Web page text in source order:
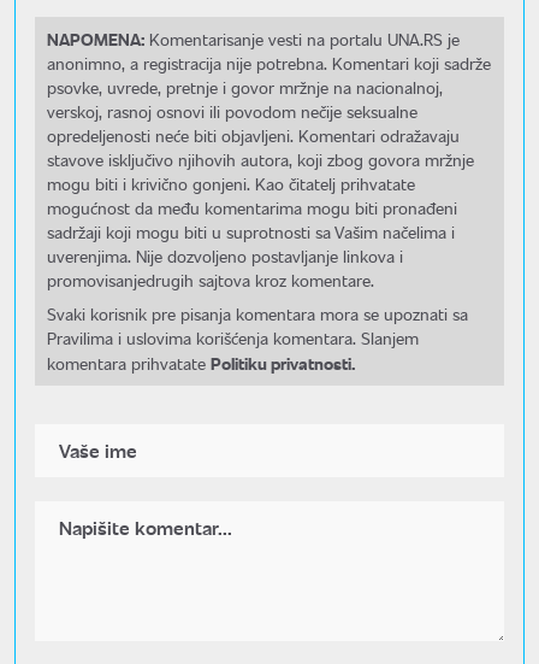
NAPOMENA: Komentarisanje vesti na portalu UNA.RS je
anonimno, a registracija nije potrebna. Komentari koji sadrže
psovke, uvrede, pretnje i govor mržnje na nacionalnoj,
verskoj, rasnoj osnovi ili povodom nečije seksualne
opredeljenosti neće biti objavljeni. Komentari odražavaju
stavove isključivo njihovih autora, koji zbog govora mržnje
mogu biti i krivično gonjeni. Kao čitatelj prihvatate
mogućnost da među komentarima mogu biti pronađeni
sadržaji koji mogu biti u suprotnosti sa Vašim načelima i
uverenjima. Nije dozvoljeno postavljanje linkova i
promovisanjedrugih sajtova kroz komentare.
Svaki korisnik pre pisanja komentara mora se upoznati sa
Pravilima i uslovima korišćenja komentara. Slanjem
komentara prihvatate Politiku privatnosti.